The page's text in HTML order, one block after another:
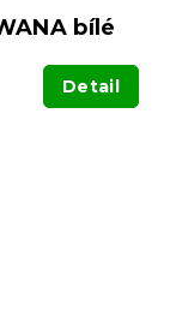
bílé
Detail